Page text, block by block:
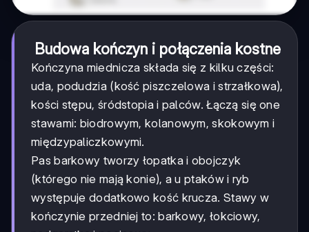
Budowa kończyn i połączenia kostne
Kończyna miednicza składa się z kilku części:
uda, podudzia (kość piszczelowa i strzałkowa),
kości stępu, śródstopia i palców. Łączą się one
stawami: biodrowym, kolanowym, skokowym i
międzypaliczkowymi.
Pas barkowy tworzy łopatka i obojczyk
(którego nie mają konie), a u ptaków i ryb
występuje dodatkowo kość krucza. Stawy w
kończynie przedniej to: barkowy, łokciowy,